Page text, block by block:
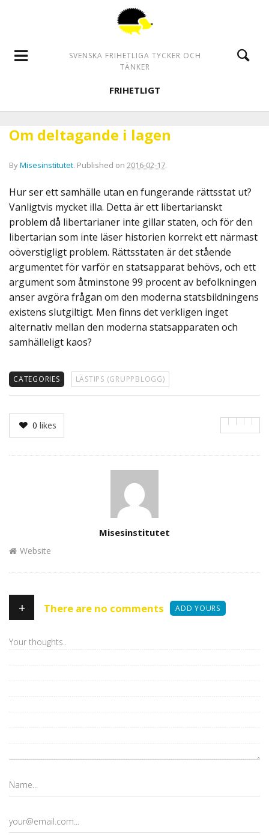
SVENSKA FRIHETLIGA TYCKER OCH
TÄNKER
FRIHETLIGT
Om deltagande i lagen
ByMisesinstitutet. Published on 2016-02-17.
Hur ser ett samhälle utan en fungerande rättsstat ut?
Vanligtvis mycket illa. Detta är ett libertarianskt
problem då libertarianer inte gillar staten, och för den
libertarian som inte läser historien korrekt ett närmast
oöverstigligt problem. Rättsstaten är det stående
argumentet för varför en statsapparat behövs, och ett
argument som åtminstone 99 procent av befolkningen
anser avgöra frågan om den moderna statsbildningens
existens slutgiltigt. Men finns det verkligen inget
alternativ mellan den moderna statsapparaten och
samhälleligt kaos?
CATEGORIES LÄSTIPS (GRUPPBLOGG)
0 likes
Misesinstitutet
Website
+ There are no comments ADD YOURS